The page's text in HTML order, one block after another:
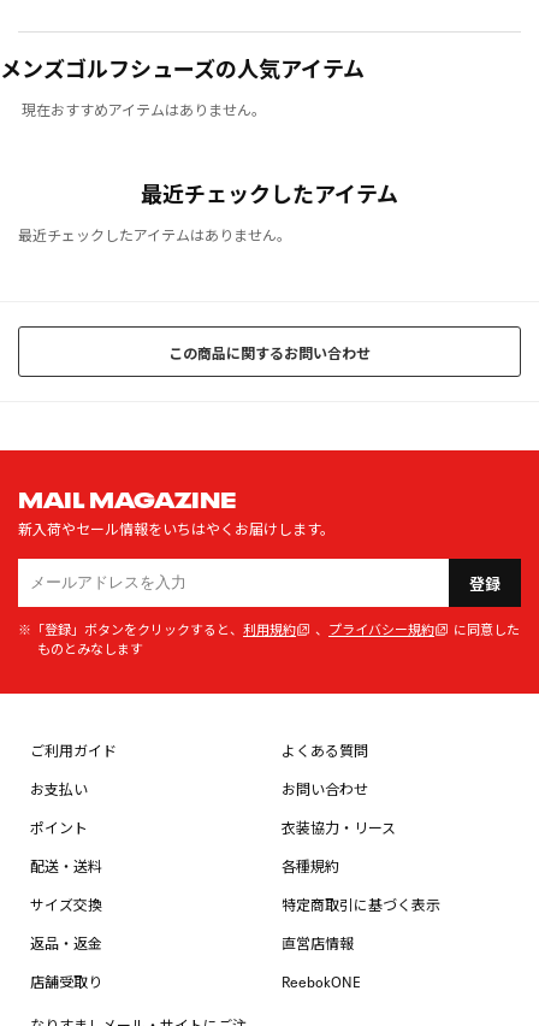
メンズゴルフシューズの人気アイテム
現在おすすめアイテムはありません。
最近チェックしたアイテム
最近チェックしたアイテムはありません。
この商品に関するお問い合わせ
MAIL MAGAZINE
新入荷やセール情報をいちはやくお届けします。
登録
※「登録」ボタンをクリックすると、 利用規約 、 プライバシー規約
に同意した
ものとみなします
ご利用ガイド
お支払い
ポイント
配送・送料
サイズ交換
返品・返金
店舗受取り
よくある質問
お問い合わせ
衣装協力・リース
各種規約
特定商取引に基づく表示
直営店情報
ReebokONE